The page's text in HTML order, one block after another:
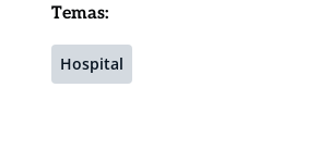
Temas:
Hospital